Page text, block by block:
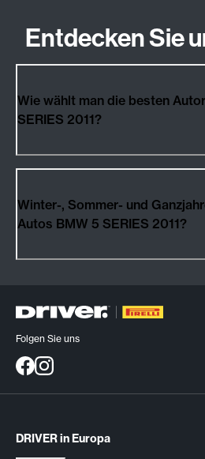
Entdecken Sie
Wie wählt man die besten
SERIES 2011?
Winter-, Sommer- und
Autos BMW 5 SERIES 2011?
Folgen Sie uns
DRIVER in Europa